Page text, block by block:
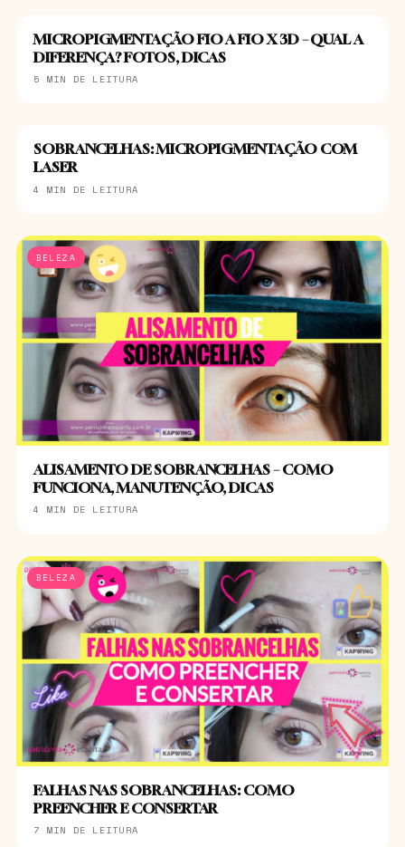
SOBRANCELHA
MICROPIGMENTAÇÃO FIO A FIO X 3D – QUAL A
DIFERENÇA? FOTOS, DICAS
5 MIN DE LEITURA
SOBRANCELHA
SOBRANCELHAS: MICROPIGMENTAÇÃO COM
LASER
4 MIN DE LEITURA
BELEZA
ALISAMENTO DE SOBRANCELHAS – COMO
FUNCIONA, MANUTENÇÃO, DICAS
4 MIN DE LEITURA
BELEZA
FALHAS NAS SOBRANCELHAS: COMO
PREENCHER E CONSERTAR
7 MIN DE LEITURA